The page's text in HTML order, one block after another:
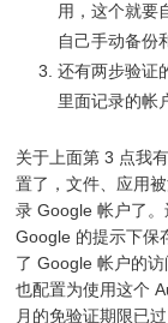
用，这个就要
自己手动备份
还有两步验证
里面记录的帐
关于上面第 3 点我
置了，文件、应用
录 Google 帐户了
Google 的提示下保
了 Google 帐户的
也配置为使用这个
月的免验证期限已